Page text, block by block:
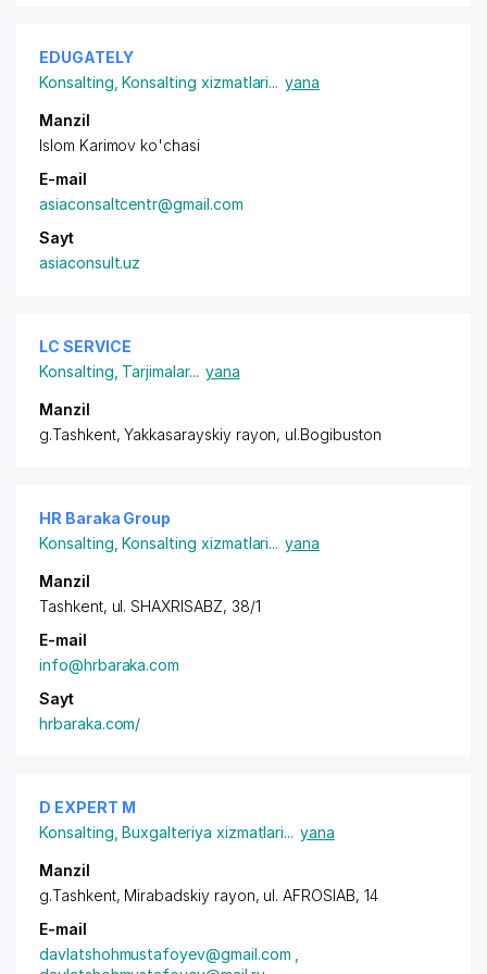
EDUGATELY
Konsalting ,Konsalting xizmatlari... yana
Manzil
Islom Karimov ko'chasi
E-mail
asiaconsaltcentr@gmail.com
Sayt
asiaconsult.uz
LC SERVICE
Konsalting Tarjimalar... yana
Manzil
g.Tashkent,Yakkasarayskiy rayon, ul.Bogibuston
HR Baraka Group
Konsalting ,Konsalting xizmatlari... yana
Manzil
Tashkent, ul. SHAXRISABZ, 38/1
E-mail
info@hrbaraka.com
Sayt
hrbaraka.com/
D EXPERT M
Konsalting ,Buxgalteriya xizmatlari... yana
Manzil
g.Tashkent, Mirabadskiy rayon, ul. AFROSIAB, 14
E-mail
davlatshohmustafoyev@gmail.com ,